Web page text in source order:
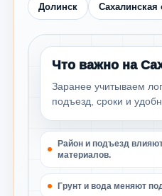
Долинск Сахалинская
Что важно на
Заранее учитываем
подъезд, сроки и
Район и подъезд
материалов.
Грунт и вода меняют